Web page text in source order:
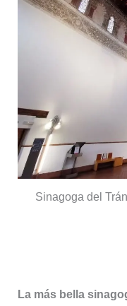
Sinagoga del
La más bella